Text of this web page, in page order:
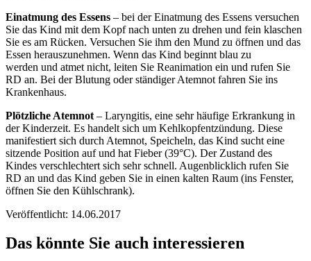
Einatmung des Essens – bei der Einatmung des Essens versuchen
Sie das Kind mit dem Kopf nach unten zu drehen und fein klaschen
Sie es am Rücken. Versuchen Sie ihm den Mund zu öffnen und das
Essen herauszunehmen. Wenn das Kind beginnt blau zu
werden und atmet nicht, leiten Sie Reanimation ein und rufen Sie
RD an. Bei der Blutung oder ständiger Atemnot fahren Sie ins
Krankenhaus.
Plötzliche Atemnot – Laryngitis, eine sehr häufige Erkrankung in
der Kinderzeit. Es handelt sich um Kehlkopfentzündung. Diese
manifestiert sich durch Atemnot, Speicheln, das Kind sucht eine
sitzende Position auf und hat Fieber (39°C). Der Zustand des
Kindes verschlechtert sich sehr schnell. Augenblicklich rufen Sie
RD an und das Kind geben Sie in einen kalten Raum (ins Fenster,
öffnen Sie den Kühlschrank).
Veröffentlicht: 14.06.2017
Das könnte Sie auch interessieren